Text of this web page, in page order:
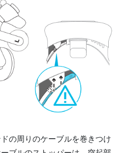
の周りのケーブルを巻きつけ